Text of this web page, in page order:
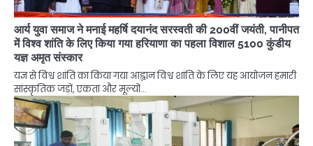
आर्य युवा समाज ने मनाई महर्षि दयानंद सरस्वती की 200वीं जयंती, पानीपत
में विश्व शांति के लिए किया गया हरियाणा का पहला विशाल 5100 कुंडीय
यज्ञ अमृत संस्कार
यज्ञ से विश्व शांति का किया गया आह्वान विश्व शांति के लिए यह आयोजन हमारी
सांस्कृतिक जड़ों, एकता और मूल्यों…